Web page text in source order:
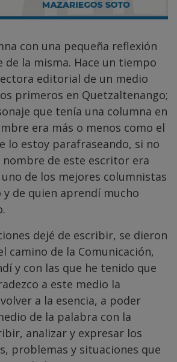
con una pequeña reflexión
de la misma. Hace un tiempo
editorial de un medio
primeros en Quetzaltenango;
que tenía una columna en
era más o menos como el
lo estoy parafraseando, si no
nombre de este escritor era
de los mejores columnistas
y de quien aprendí mucho
dejé de escribir, se dieron
camino de la Comunicación,
y con las que he tenido que
a este medio la
a la esencia, a poder
de la palabra con la
analizar y expresar los
problemas y situaciones que